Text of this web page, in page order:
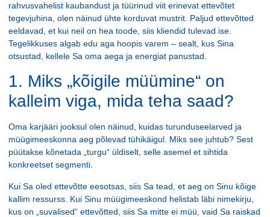
rahvusvahelist kaubandust ja tüürinud viit erinevat ettevõtet
tegevjuhina, olen näinud ühte korduvat mustrit. Paljud ettevõtted
eeldavad, et kui neil on hea toode, siis kliendid tulevad ise.
Tegelikkuses algab edu aga hoopis varem – sealt, kus Sina
otsustad, kellele Sa oma aega ja energiat panustad.
1. Miks „kõigile müümine“ on
kalleim viga, mida teha saad?
Oma karjääri jooksul olen näinud, kuidas turunduseelarved ja
müügimeeskonna aeg põlevad tühikäigul. Miks see juhtub? Sest
püütakse kõnetada „turgu“ üldiselt, selle asemel et sihtida
konkreetset segmenti.
Kui Sa oled ettevõtte eesotsas, siis Sa tead, et aeg on Sinu kõige
kallim ressurss. Kui Sinu müügimeeskond helistab läbi nimekirju,
kus on „suvalised“ ettevõtted, siis Sa mitte ei müü, vaid Sa raiskad